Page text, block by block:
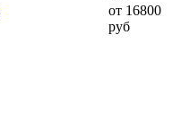
от 16800
руб